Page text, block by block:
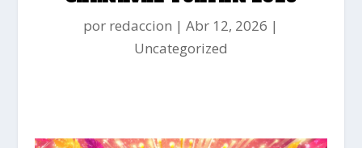
por redaccion
Abr 12, 2026
Uncategorized